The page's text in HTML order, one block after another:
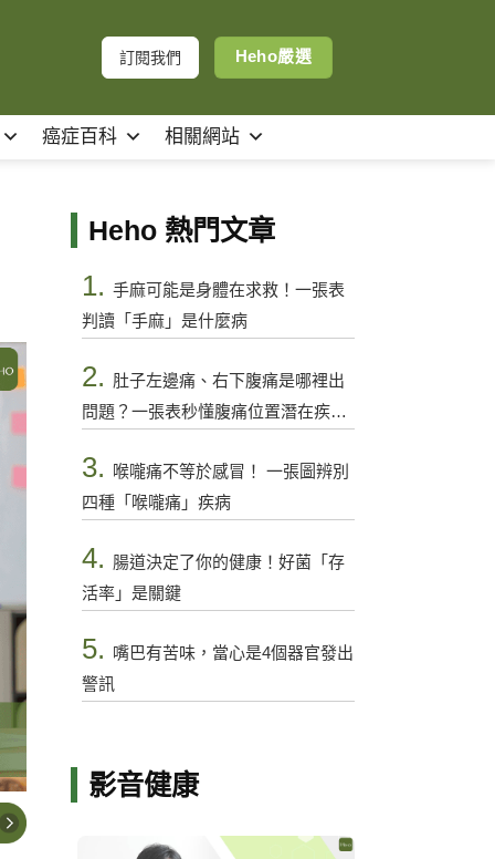
訂閱我們 Heho嚴選
癌症百科 相關網站
Heho 熱門文章
1. 手麻可能是身體在求救！一張表
判讀「手麻」是什麼病
2. 肚子左邊痛、右下腹痛是哪裡出
問題？一張表秒懂腹痛位置潛在疾病
3.
喉嚨痛不等於感冒！ 一張圖辨別
四種「喉嚨痛」疾病
4. 腸道決定了你的健康！好菌「存
活率」是關鍵
5. 嘴巴有苦味，當心是4個器官發出
警訊
影音健康